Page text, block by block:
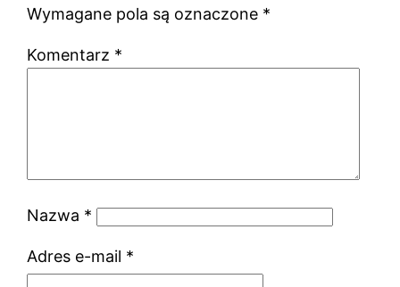
Wymagane pola są oznaczone *
Komentarz *
Nazwa *
Adres e-mail *